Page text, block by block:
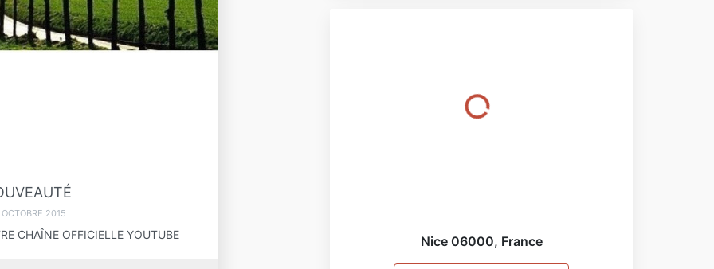
2015
CHAÎNE OFFICIELLE YOUTUBE Nice 06000, France